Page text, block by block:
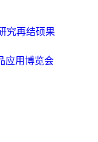
究再结硕果
应用博览会